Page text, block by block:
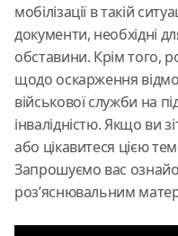
мобілізації в такій
документи, необхідні
обставини. Крім того,
щодо оскарження
військової служби на
інвалідністю. Якщо ви
або цікавитеся цією
Запрошуємо вас
роз’яснювальним